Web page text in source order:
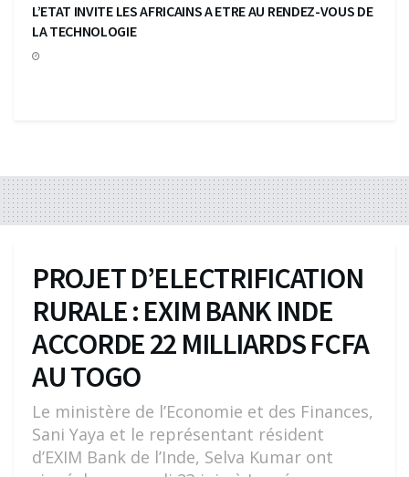
L’ETAT INVITE LES AFRICAINS A ETRE AU RENDEZ-VOUS DE
LA TECHNOLOGIE
PROJET D’ELECTRIFICATION
RURALE : EXIM BANK INDE
ACCORDE 22 MILLIARDS FCFA
AU TOGO
Le ministère de l’Economie et des Finances,
Sani Yaya et le représentant résident
d’EXIM Bank de l’Inde, Selva Kumar ont